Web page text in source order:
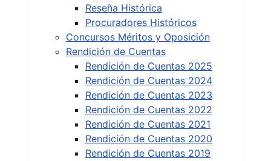
Reseña Histórica
Procuradores Históricos
Concursos Méritos y Oposición
Rendición de Cuentas
Rendición de Cuentas 2025
Rendición de Cuentas 2024
Rendición de Cuentas 2023
Rendición de Cuentas 2022
Rendición de Cuentas 2021
Rendición de Cuentas 2020
Rendición de Cuentas 2019